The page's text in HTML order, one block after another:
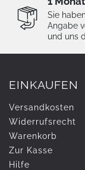
Sie
Angabe
und uns
EINKAUFEN
Versandkosten
Widerrufs­recht
Warenkorb
Zur Kasse
Hilfe